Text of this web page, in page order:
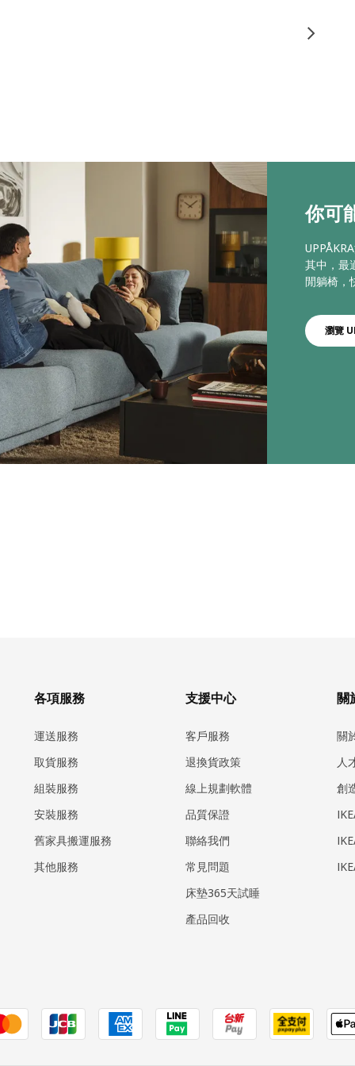
你可
其中，最
閒躺椅，
瀏覽
各項服務
運送服務
取貨服務
組裝服務
安裝服務
​舊家具搬運服務
其他服務
支援中心
客戶服務
退換貨政策
線上規劃軟體
品質保證
聯絡我們
常見問題
床墊365天試睡
產品回收
關
關
人
創